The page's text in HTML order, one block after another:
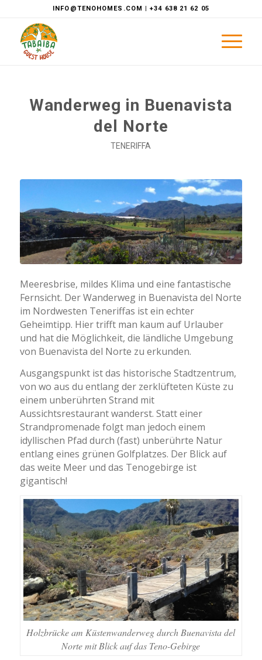
INFO@TENOHOMES.COM | +34 638 21 62 05
Wanderweg in Buenavista
del Norte
TENERIFFA
Meeresbrise, mildes Klima und eine fantastische
Fernsicht. Der Wanderweg in Buenavista del Norte
im Nordwesten Teneriffas ist ein echter
Geheimtipp. Hier trifft man kaum auf Urlauber
und hat die Möglichkeit, die ländliche Umgebung
von Buenavista del Norte zu erkunden.
Ausgangspunkt ist das historische Stadtzentrum,
von wo aus du entlang der zerklüfteten Küste zu
einem unberührten Strand mit
Aussichtsrestaurant wanderst. Statt einer
Strandpromenade folgt man jedoch einem
idyllischen Pfad durch (fast) unberührte Natur
entlang eines grünen Golfplatzes. Der Blick auf
das weite Meer und das Tenogebirge ist
gigantisch!
Holzbrücke am Küstenwanderweg durch Buenavista del
Norte mit Blick auf das Teno-Gebirge